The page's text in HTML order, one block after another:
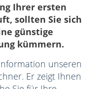
Ihrer ersten
sollten Sie sich
günstige
kümmern.
unseren
Er zeigt Ihnen